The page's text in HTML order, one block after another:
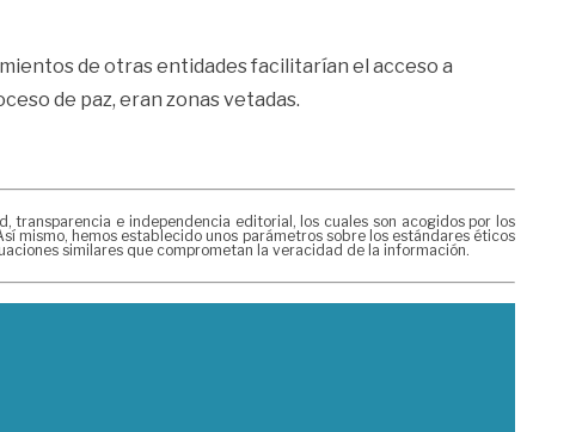
de otras entidades facilitarían el acceso a
de paz, eran zonas vetadas.
transparencia e independencia editorial, los cuales son acogidos por los
mismo, hemos establecido unos parámetros sobre los estándares éticos
similares que comprometan la veracidad de la información.